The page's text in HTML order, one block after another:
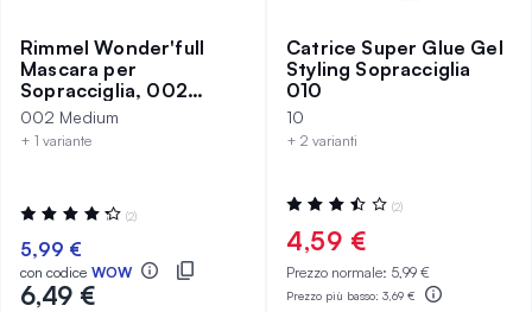
Rimmel Wonder'full
Mascara per
Sopracciglia, 002
Medium
002 Medium
+ 1 variante
Valutazione:
87%
(2)
5,99 €
con codice WOW
6,49 €
Catrice Super Glue Gel
Styling Sopracciglia
010
10
+ 2 varianti
Valutazione:
70%
(2)
4,59 €
Prezzo normale: 5,99 €
Prezzo più basso: 3,69 €